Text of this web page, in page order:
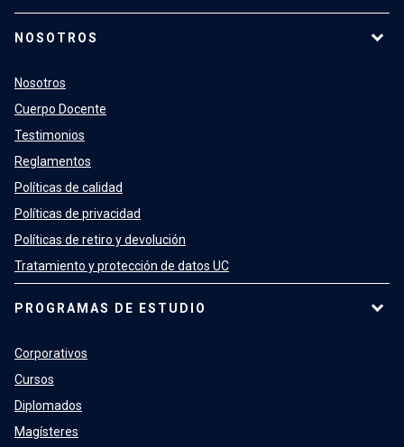
NOSOTROS
Nosotros
Cuerpo Docente
Testimonios
Reglamentos
Políticas de calidad
Políticas de privacidad
Políticas de retiro y devolución
Tratamiento y protección de datos UC
PROGRAMAS DE ESTUDIO
Corporativos
Cursos
Diplomados
Magísteres